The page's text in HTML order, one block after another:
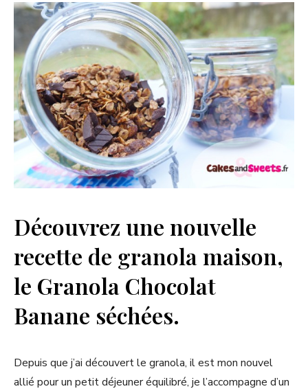
Découvrez une nouvelle
recette de granola maison,
le Granola Chocolat
Banane séchées.
Depuis que j’ai découvert le granola, il est mon nouvel
allié pour un petit déjeuner équilibré, je l’accompagne d’un